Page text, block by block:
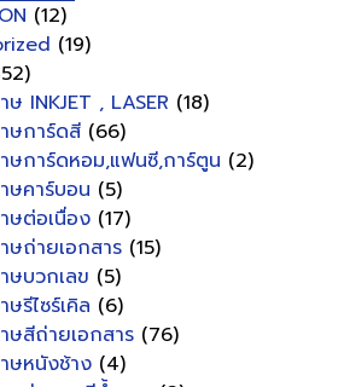
(12)
(19)
ษ INKJET , LASER (18)
ษการ์ดสี (66)
ษการ์ดหอม,แฟนซี,การ์ตูน (2)
ษคาร์บอน (5)
ษต่อเนื่อง (17)
ษถ่ายเอกสาร (15)
ษบวกเลข (5)
ษรีไซร์เคิล (6)
ษสีถ่ายเอกสาร (76)
ษหนังช้าง (4)